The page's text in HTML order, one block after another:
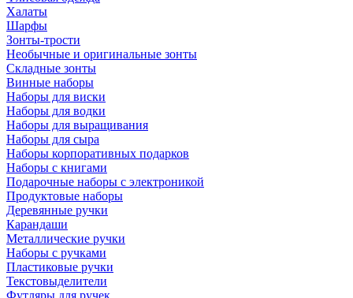
Халаты
Шарфы
Зонты-трости
Необычные и оригинальные зонты
Складные зонты
Винные наборы
Наборы для виски
Наборы для водки
Наборы для выращивания
Наборы для сыра
Наборы корпоративных подарков
Наборы с книгами
Подарочные наборы с электроникой
Продуктовые наборы
Деревянные ручки
Карандаши
Металлические ручки
Наборы с ручками
Пластиковые ручки
Текстовыделители